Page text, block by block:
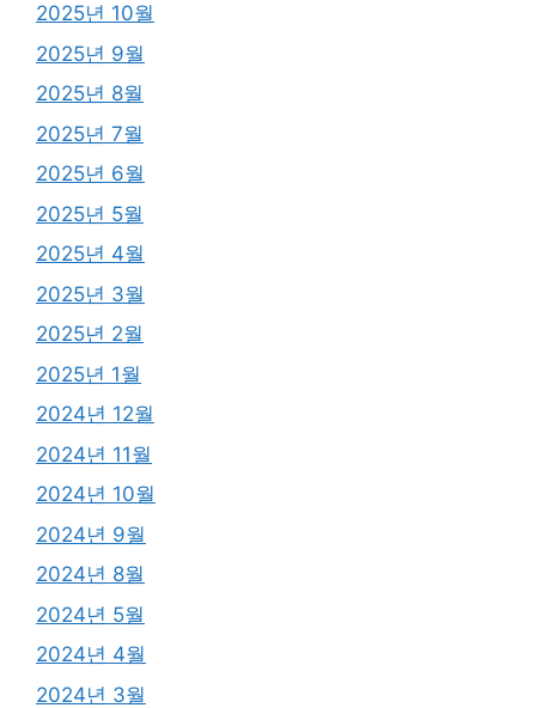
2025년 10월
2025년 9월
2025년 8월
2025년 7월
2025년 6월
2025년 5월
2025년 4월
2025년 3월
2025년 2월
2025년 1월
2024년 12월
2024년 11월
2024년 10월
2024년 9월
2024년 8월
2024년 5월
2024년 4월
2024년 3월